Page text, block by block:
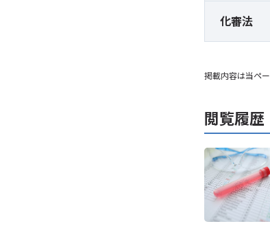
化審法
掲載内容は当ペ
閲覧履歴